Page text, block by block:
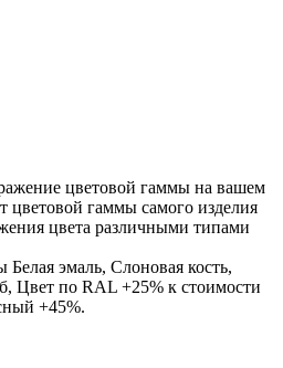
цветовой гаммы на вашем
цветовой гаммы самого изделия
цвета различными типами
эмаль, Слоновая кость,
Цвет по RAL +25% к стоимости
+45%.